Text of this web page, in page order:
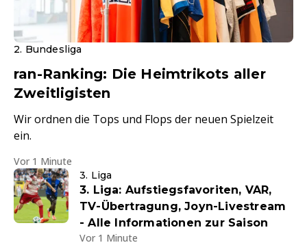
2. Bundesliga
ran-Ranking: Die Heimtrikots aller
Zweitligisten
Wir ordnen die Tops und Flops der neuen Spielzeit
ein.
Vor 1 Minute
3. Liga
3. Liga: Aufstiegsfavoriten, VAR,
TV-Übertragung, Joyn-Livestream
- Alle Informationen zur Saison
Vor 1 Minute